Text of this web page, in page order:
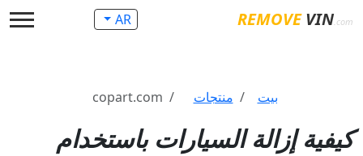
REMOVEVIN.com
AR
بيت منتجات copart.com
كيفية إزالة السيارات باستخدام